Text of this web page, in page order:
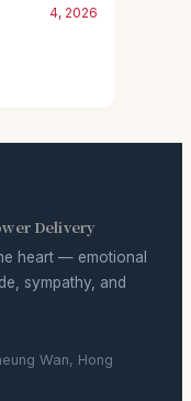
4, 2026
Delivery
heart — emotional
sympathy, and
Wan, Hong